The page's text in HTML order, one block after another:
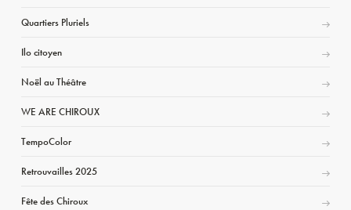
Quartiers Pluriels
Ilo citoyen
Noël au Théâtre
WE ARE CHIROUX
TempoColor
Retrouvailles 2025
Fête des Chiroux